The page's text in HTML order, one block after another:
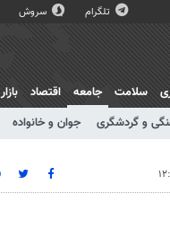
تلگرام سروش
سلامت
جامعه
و گردشگری جوان و خانواده
اقتصاد بازار